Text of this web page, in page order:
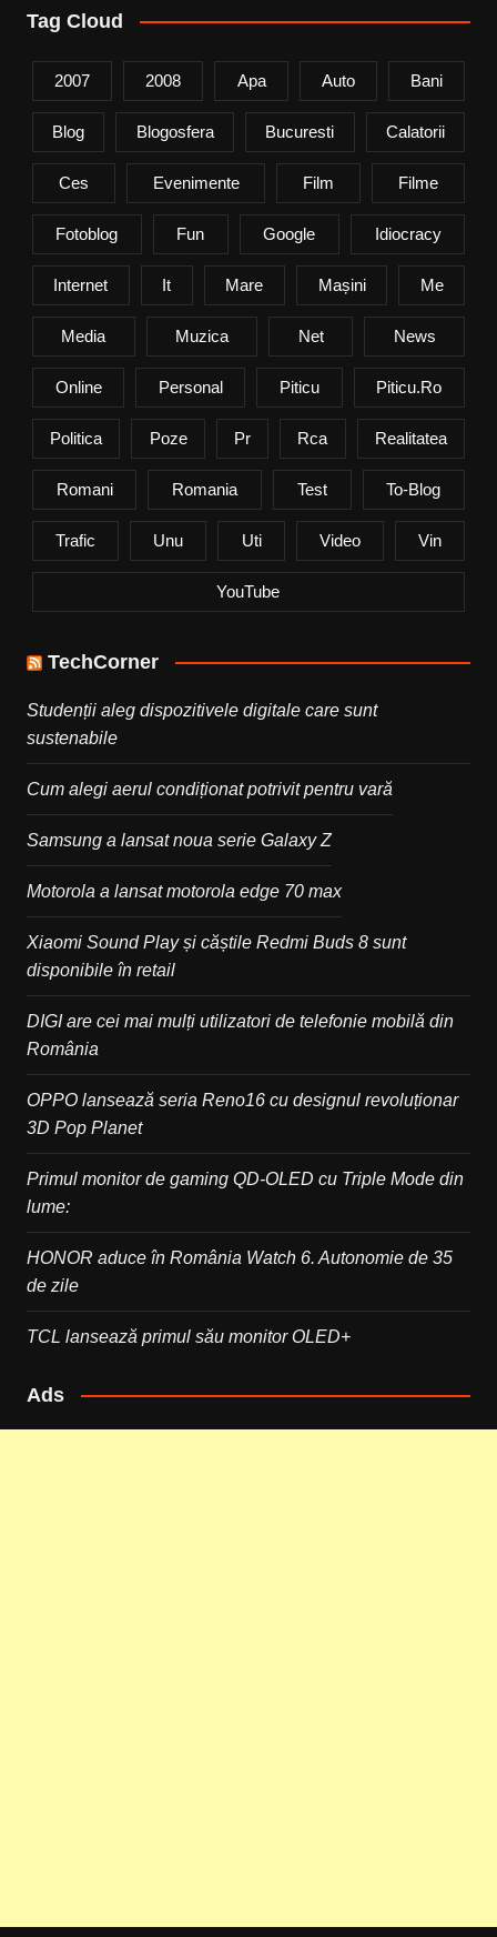
Tag Cloud
2007 2008 Apa Auto Bani
Blog Blogosfera Bucuresti Calatorii
Ces Evenimente Film Filme
Fotoblog Fun Google Idiocracy
Internet It Mare Mașini Me
Media Muzica Net News
Online Personal Piticu Piticu.ro
Politica Poze Pr Rca Realitatea
Romani Romania Test To-Blog
Trafic Unu Uti Video Vin
YouTube
TechCorner
Studenții aleg dispozitivele digitale care sunt
sustenabile
Cum alegi aerul condiționat potrivit pentru vară
Samsung a lansat noua serie Galaxy Z
Motorola a lansat motorola edge 70 max
Xiaomi Sound Play și căștile Redmi Buds 8 sunt
disponibile în retail
DIGI are cei mai mulți utilizatori de telefonie mobilă din
România
OPPO lansează seria Reno16 cu designul revoluționar
3D Pop Planet
Primul monitor de gaming QD-OLED cu Triple Mode din
lume:
HONOR aduce în România Watch 6. Autonomie de 35
de zile
TCL lansează primul său monitor OLED+
Ads